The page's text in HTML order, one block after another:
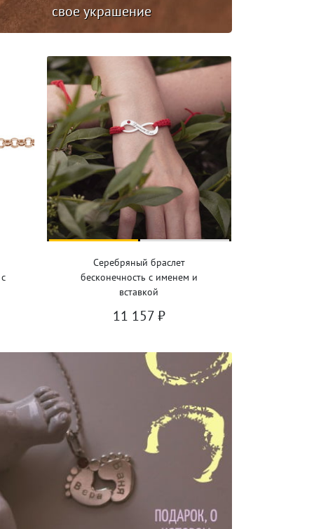
свое украшение
Серебряный браслет
бесконечность с именем и
вставкой
11 157 ₽